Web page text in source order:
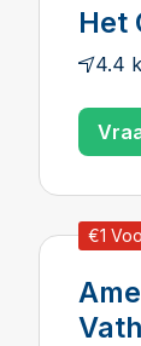
Het
4.4
€1